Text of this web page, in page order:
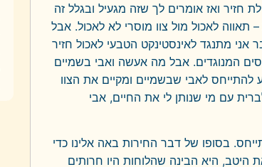
חזיר ואז אומרים לך שזה מגעיל ובגלל זה
לאכול מול צוו מוסרי לא לאכול. אבל
מתנגד לאינסטינקט הטבעי לאכול חזיר
המנוגדים. אבל מה אעשה ואבי בשמיים
להתייחס לאבי שבשמיים ומקיים את הצוו
עם מי שנותן לי את החיים, אבי
בסופו של דבר החירות באה אלינו כדי
היטב, היא הבינה שהלוחות היו חרותים